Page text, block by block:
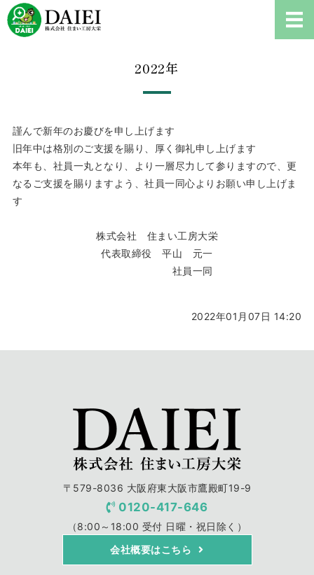
耐震診断、雨漏り修理、リ
ご依頼の流れ
会社概要
お問い合わせ・耐震診断
2022年
謹んで新年のお慶びを申し上げます
旧年中は格別のご支援を賜り、厚く御礼申し上げます
本年も、社員一丸となり、より一層尽力して参りますので、更
なるご支援を賜りますよう、社員一同心よりお願い申し上げま
す
株式会社 住まい工房大栄
代表取締役 平山 元一
社員一同
2022年01月07日 14:20
〒579-8036 大阪府東大阪市鷹殿町19-9
0120-417-646
（8:00～18:00 受付 日曜・祝日除く）
会社概要はこちら